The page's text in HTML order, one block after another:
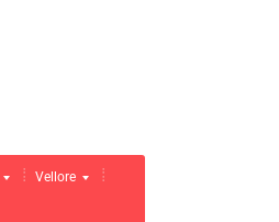
Vellore